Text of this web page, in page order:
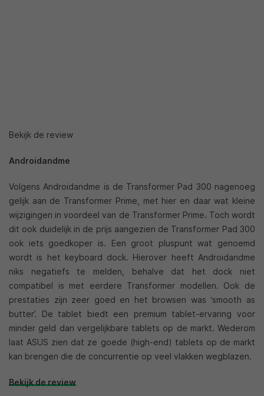
Bekijk de review
Androidandme
Volgens Androidandme is de Transformer Pad 300 nagenoeg
gelijk aan de Transformer Prime, met hier en daar wat kleine
wijzigingen in voordeel van de Transformer Prime. Toch wordt
dit ook duidelijk in de prijs aangezien de Transformer Pad 300
ook iets goedkoper is. Een groot pluspunt wat genoemd
wordt is het keyboard dock. Hierover heeft Androidandme
niks negatiefs te melden, behalve dat het dock niet
compatibel is met eerdere Transformer modellen. Ook de
prestaties zijn zeer goed en het browsen was ‘smooth as
butter’. De tablet biedt een premium tablet-ervaring voor
minder geld dan vergelijkbare tablets op de markt. Wederom
laat ASUS zien dat ze goede (high-end) tablets op de markt
kan brengen die de concurrentie op veel vlakken wegblazen.
Bekijk de review